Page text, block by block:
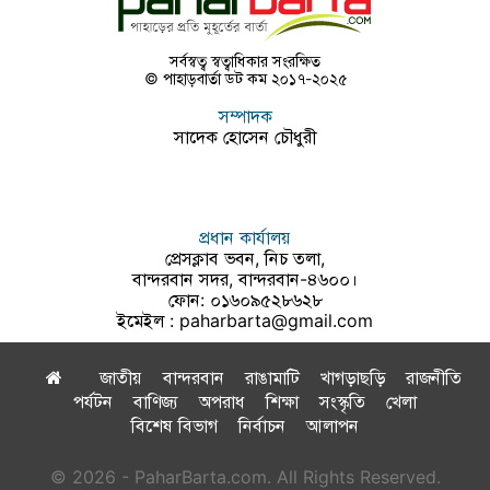
সর্বস্বত্ব স্বত্বাধিকার সংরক্ষিত
© পাহাড়বার্তা ডট কম ২০১৭-২০২৫
সম্পাদক
সাদেক হোসেন চৌধুরী
প্রধান কার্যালয়
প্রেসক্লাব ভবন, নিচ তলা,
বান্দরবান সদর, বান্দরবান-৪৬০০।
ফোন: ০১৬০৯৫২৮৬২৮
ইমেইল : paharbarta@gmail.com
জাতীয় বান্দরবান রাঙামাটি খাগড়াছড়ি
রাজনীতি
পর্যটন
বাণিজ্য অপরাধ শিক্ষা সংস্কৃতি
খেলা
বিশেষ বিভাগ
নির্বাচন আলাপন
© 2026 - PaharBarta.com. All Rights Reserved.